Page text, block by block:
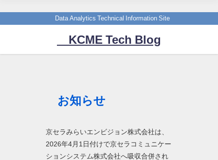
Data Analytics Technical Information Site
KCME Tech Blog
お知らせ
京セラみらいエンビジョン株式会社は、
2026年4月1日付けで京セラコミュニケー
ションシステム株式会社へ吸収合併され